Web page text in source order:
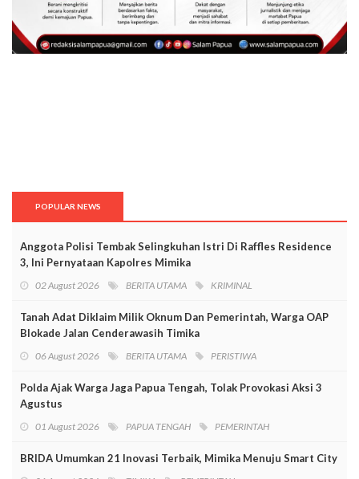
POPULAR NEWS
Anggota Polisi Tembak Selingkuhan Istri Di Raffles Residence
3, Ini Pernyataan Kapolres Mimika
02 August 2026 BERITA UTAMA KRIMINAL
Tanah Adat Diklaim Milik Oknum Dan Pemerintah, Warga OAP
Blokade Jalan Cenderawasih Timika
06 August 2026 BERITA UTAMA PERISTIWA
Polda Ajak Warga Jaga Papua Tengah, Tolak Provokasi Aksi 3
Agustus
01 August 2026 PAPUA TENGAH PEMERINTAH
BRIDA Umumkan 21 Inovasi Terbaik, Mimika Menuju Smart City